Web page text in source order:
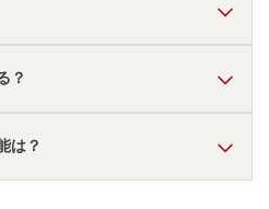
ら
に観光地あり」
と言われていま
？
老郡白老町
ICから車で約10分。
駅から徒歩約20分。
は？